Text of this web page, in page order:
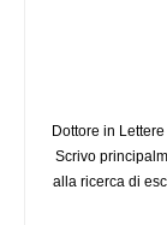
Dottore in
Scrivo
alla ricerca di